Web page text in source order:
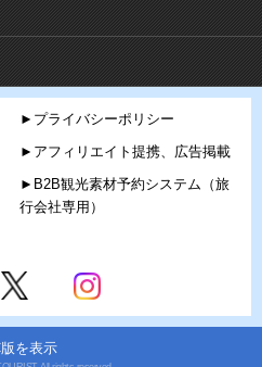
►プライバシーポリシー
►アフィリエイト提携、広告掲載
►B2B観光素材予約システム（旅
行会社専用）
版を表示